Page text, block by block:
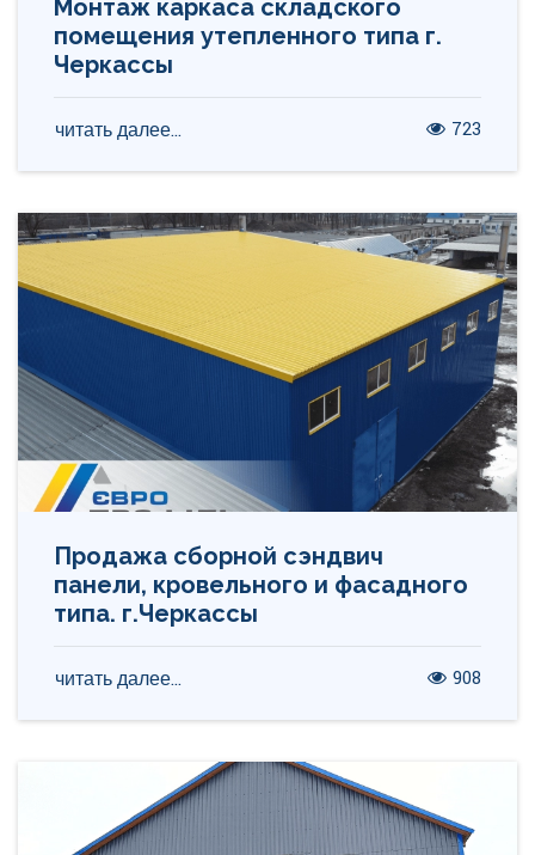
Монтаж каркаса складского
помещения утепленного типа г.
Черкассы
читать далее... 723
Продажа сборной сэндвич
панели, кровельного и фасадного
типа. г.Черкассы
читать далее... 908